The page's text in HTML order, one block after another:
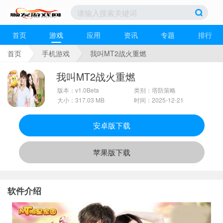
首页 游戏 应用 资讯 专题
排行
首页
手机游戏 我叫MT2战火重燃
我叫MT2战火重燃
版本：v1.0Beta
大小：317.03 MB
类别：塔防策略
时间：2025-12-21
安卓版下载
苹果版下载
软件介绍